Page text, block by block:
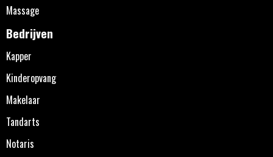
Massage
Bedrijven
Kapper
Kinderopvang
Makelaar
Tandarts
Notaris